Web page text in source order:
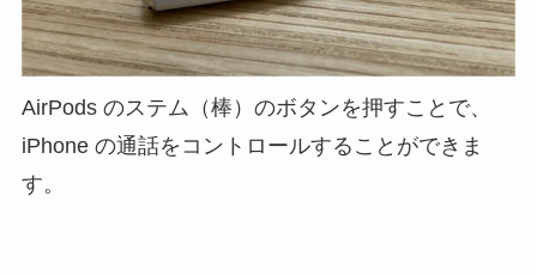
AirPods のステム（棒）のボタンを押すことで、
iPhone の通話をコントロールすることができま
す。